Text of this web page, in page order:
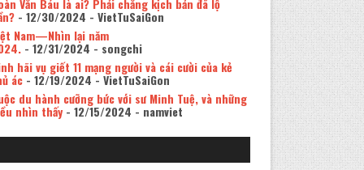
Văn Báu là ai? Phải chăng kịch bản đã lộ
- 12/30/2024 - VietTuSaiGon
Nam—Nhìn lại năm
- 12/31/2024 - songchi
hãi vụ giết 11 mạng người và cái cười của kẻ
ác- 12/19/2024 - VietTuSaiGon
du hành cưỡng bức với sư Minh Tuệ, và những
nhìn thấy- 12/15/2024 - namviet